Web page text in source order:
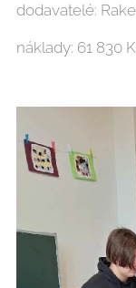
dodavatelé:
náklady: 61 830